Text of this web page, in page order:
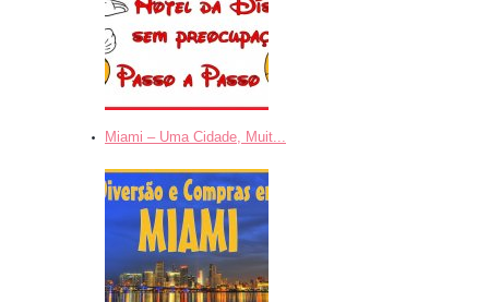
Miami – Uma Cidade, Muit...